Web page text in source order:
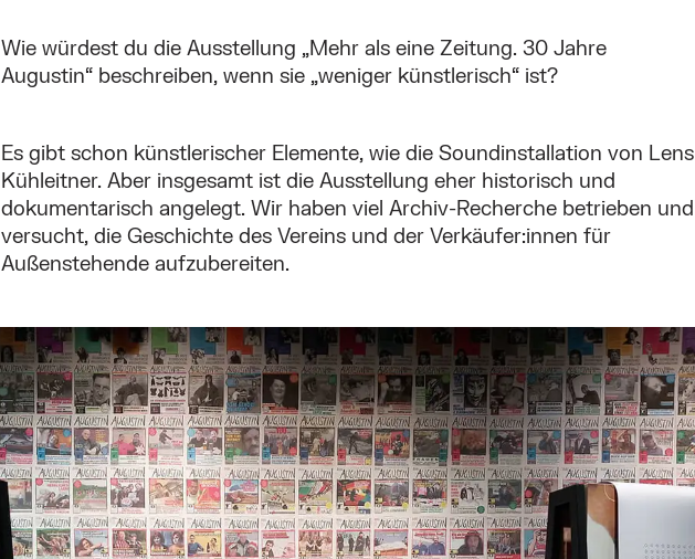
Wie würdest du die Ausstellung „Mehr als eine Zeitung. 30 Jahre
Augustin“ beschreiben, wenn sie „weniger künstlerisch“ ist?
Es gibt schon künstlerischer Elemente, wie die Soundinstallation von Lens
Kühleitner. Aber insgesamt ist die Ausstellung eher historisch und
dokumentarisch angelegt. Wir haben viel Archiv-Recherche betrieben und
versucht, die Geschichte des Vereins und der Verkäufer:innen für
Außenstehende aufzubereiten.